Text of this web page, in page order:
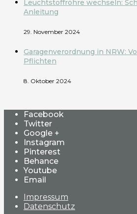
Leuchtstoffröhre wechseln:
Anleitung
29. November 2024
Garagenverordnung in NRW:
Pflichten
8. Oktober 2024
Facebook
Twitter
Google +
Instagram
Pinterest
Behance
Youtube
Email
Impressum
Datenschutz